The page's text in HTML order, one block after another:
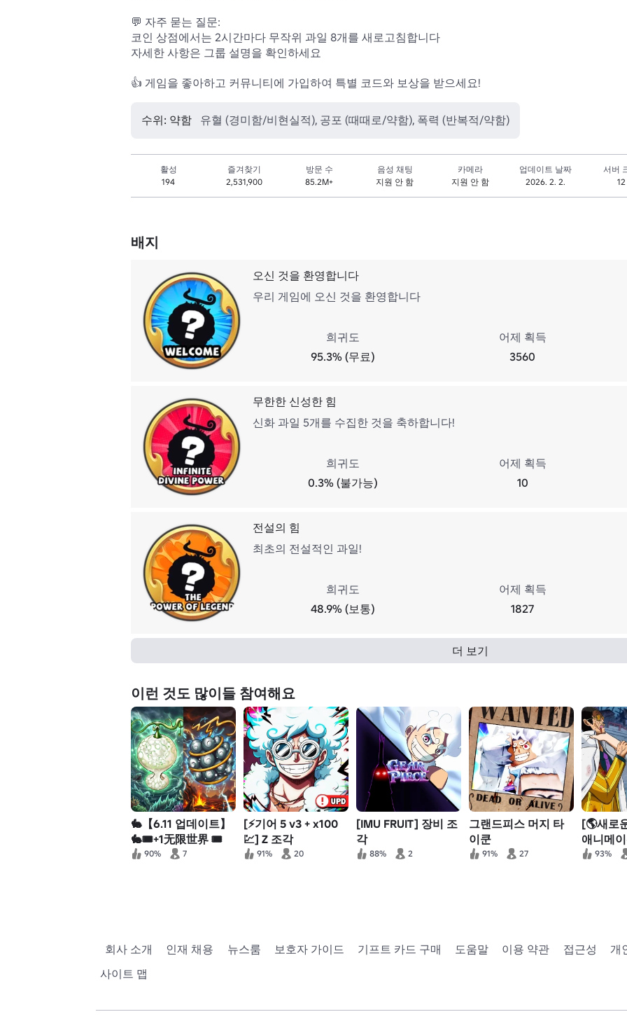
💬 자주 묻는 질문:
코인 상점에서는 2시간마다 무작위 과일 8개를 새로고침합니다
자세한 사항은 그룹 설명을 확인하세요
👍 게임을 좋아하고 커뮤니티에 가입하여 특별 코드와 보상을 받으세요!
수위: 약함 유혈 (경미함/비현실적), 공포 (때때로/약함), 폭력 (반복적/약함)
활성
194
즐겨찾기
2,531,900
방문 수
85.2M+
음성 채팅
지원 안 함
카메라
지원 안 함
업데이트 날짜
2026. 2. 2.
서버
12
배지
오신 것을 환영합니다
우리 게임에 오신 것을 환영합니다
희귀도
95.3% (무료)
어제 획득
3560
무한한 신성한 힘
신화 과일 5개를 수집한 것을 축하합니다!
희귀도
0.3% (불가능)
어제 획득
10
전설의 힘
최초의 전설적인 과일!
희귀도
48.9% (보통)
어제 획득
1827
더 보기
이런 것도 많이들 참여해요
🐇【6.11 업데이트】
🐇🎟️+1无限世界 🎟️
90% 7
[⚡기어 5 v3 + x100
💹] Z 조각
91% 20
[IMU FRUIT] 장비 조
각
88% 2
그랜드피스 머지 타
이쿤
91% 27
[🌎️새로
애니메
터 93%
회사 소개 인재 채용 뉴스룸 보호자 가이드 기프트 카드 구매 도움말 이용 약관 접근성
개
사이트 맵